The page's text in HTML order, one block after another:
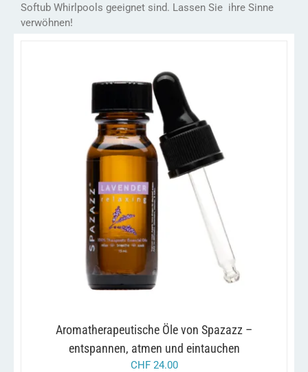
Softub Whirlpools geeignet sind. Lassen Sie ihre Sinne
verwöhnen!
AUSFÜHRUNG WÄHLEN DIESES
PRODUKT
WEIST
MEHRERE
VARIANTEN
OPTIONEN
GEWÄHLT
WERDEN
/ DETAILS
Aromatherapeutische Öle von Spazazz –
entspannen, atmen und eintauchen
CHF24.00